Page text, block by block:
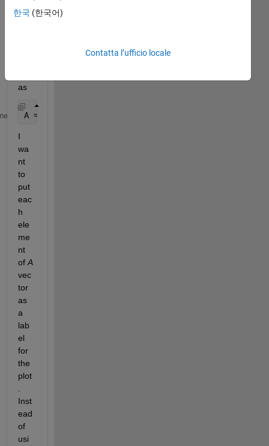
I
as
A = [69; 70; 74; 77; 118; 103; 104];
I
wa
nt
to
put
eac
h
ele
me
nt
of A
vec
tor
as
a
lab
el
for
the
plot
Inst
ead
of
usi
한국 (한국어)
Contatta l’ufficio locale